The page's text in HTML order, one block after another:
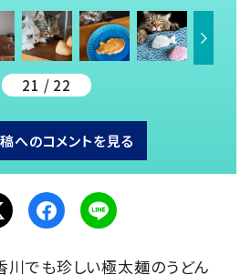
21 / 22
へのコメントを見る
川でも珍しい極太麺のうどん